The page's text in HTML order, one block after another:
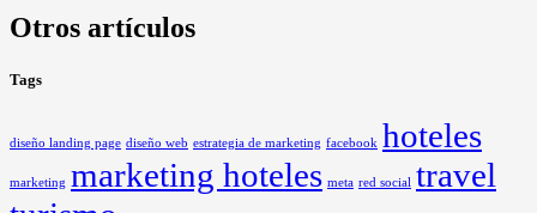
Otros artículos
Tags
diseño landing page diseño web estrategia de marketing facebook hoteles
marketing marketing hoteles meta red social travel